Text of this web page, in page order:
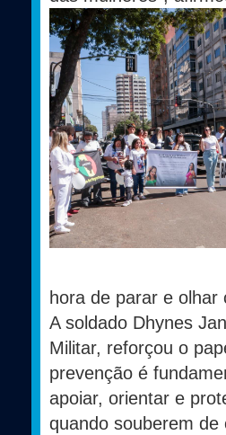
hora de parar e
A soldado Dhynes
Militar, reforçou o
prevenção é
apoiar, orientar e
quando souberem